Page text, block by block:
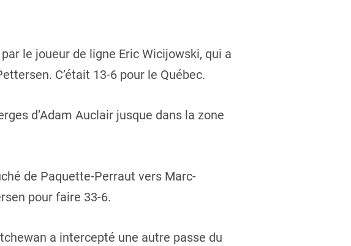
le joueur de ligne Eric Wicijowski, qui a
C’était 13-6 pour le Québec.
d’Adam Auclair jusque dans la zone
de Paquette-Perraut vers Marc-
pour faire 33-6.
a intercepté une autre passe du